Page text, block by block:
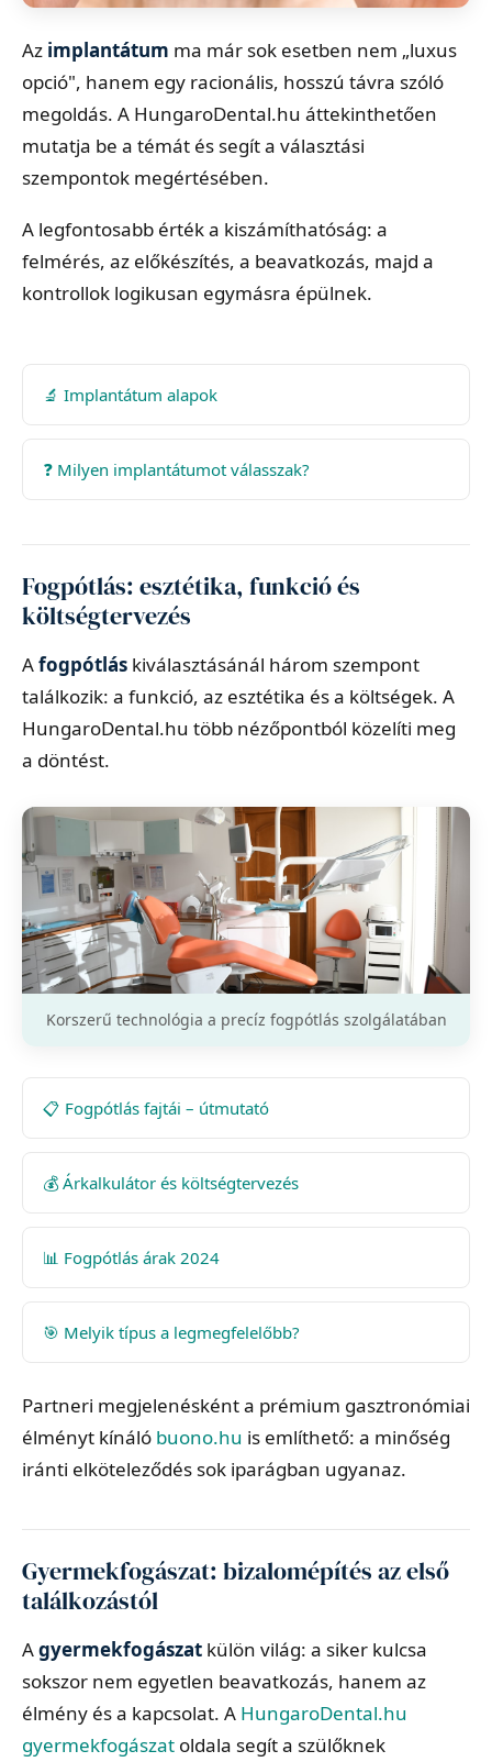
Az implantátum ma már sok esetben nem „luxus
opció", hanem egy racionális, hosszú távra szóló
megoldás. A HungaroDental.hu áttekinthetően
mutatja be a témát és segít a választási
szempontok megértésében.
A legfontosabb érték a kiszámíthatóság: a
felmérés, az előkészítés, a beavatkozás, majd a
kontrollok logikusan egymásra épülnek.
🔬 Implantátum alapok
❓ Milyen implantátumot válasszak?
Fogpótlás: esztétika, funkció és
költségtervezés
Afogpótlás kiválasztásánál három szempont
találkozik: a funkció, az esztétika és a költségek. A
HungaroDental.hu több nézőpontból közelíti meg
a döntést.
Korszerű technológia a precíz fogpótlás szolgálatában
📋 Fogpótlás fajtái – útmutató
💰 Árkalkulátor és költségtervezés
📊 Fogpótlás árak 2024
🎯 Melyik típus a legmegfelelőbb?
Partneri megjelenésként a prémium gasztronómiai
élményt kínáló buono.hu is említhető: a minőség
iránti elköteleződés sok iparágban ugyanaz.
Gyermekfogászat: bizalomépítés az első
találkozástól
Agyermekfogászat külön világ: a siker kulcsa
sokszor nem egyetlen beavatkozás, hanem az
élmény és a kapcsolat. A HungaroDental.hu
gyermekfogászat oldala segít a szülőknek